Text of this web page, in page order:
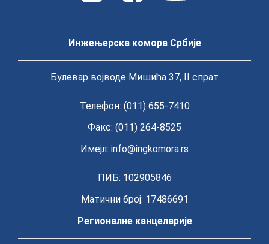
Инжењерска комора Србије
Булевар војводе Мишића 37, II спрат
Телефон: (011) 655-7410
Факс: (011) 264-8525
Имејл: info@ingkomora.rs
ПИБ: 102905846
Матични број: 17486691
Регионалне канцеларије